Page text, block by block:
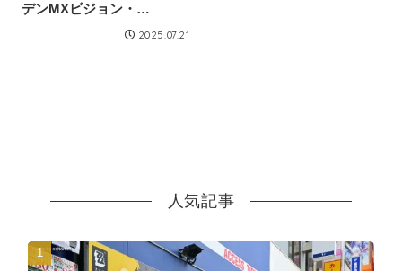
デンMXビジョン・
2025.07.21
人気記事